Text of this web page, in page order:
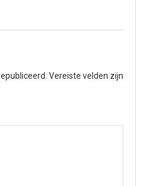
Vereiste velden zijn